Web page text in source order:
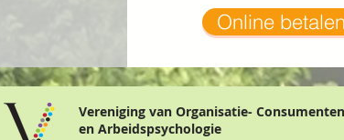
Online betalen
Vereniging van Organisatie-
en Arbeidspsychologie